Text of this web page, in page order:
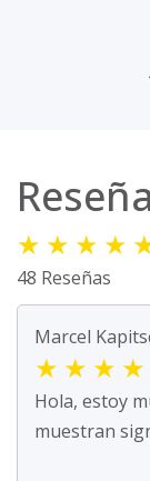
★ ★ ★ ★
48 Reseñas
Marcel
★ ★ ★ ★
Hola, estoy
muestran